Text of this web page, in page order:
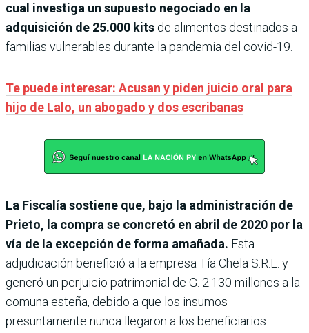
cual investiga un supuesto negociado en la
adquisición de 25.000 kits de alimentos destinados a
familias vulnerables durante la pandemia del covid-19.
Te puede interesar: Acusan y piden juicio oral para
hijo de Lalo, un abogado y dos escribanas
La Fiscalía sostiene que, bajo la administración de
Prieto, la compra se concretó en abril de 2020 por la
vía de la excepción de forma amañada. Esta
adjudicación benefició a la empresa Tía Chela S.R.L. y
generó un perjuicio patrimonial de G. 2.130 millones a la
comuna esteña, debido a que los insumos
presuntamente nunca llegaron a los beneficiarios.